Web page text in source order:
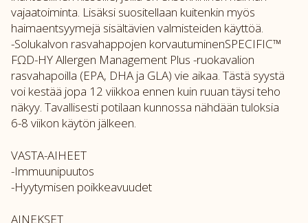
vajaatoiminta. Lisäksi suositellaan kuitenkin myös
haimaentsyymejä sisältävien valmisteiden käyttöä.
-Solukalvon rasvahappojen korvautuminenSPECIFIC™
FΩD-HY Allergen Management Plus -ruokavalion
rasvahapoilla (EPA, DHA ja GLA) vie aikaa. Tästä syystä
voi kestää jopa 12 viikkoa ennen kuin ruuan täysi teho
näkyy. Tavallisesti potilaan kunnossa nähdään tuloksia
6-8 viikon käytön jälkeen.
VASTA-AIHEET
-Immuunipuutos
-Hyytymisen poikkeavuudet
AINEKSET